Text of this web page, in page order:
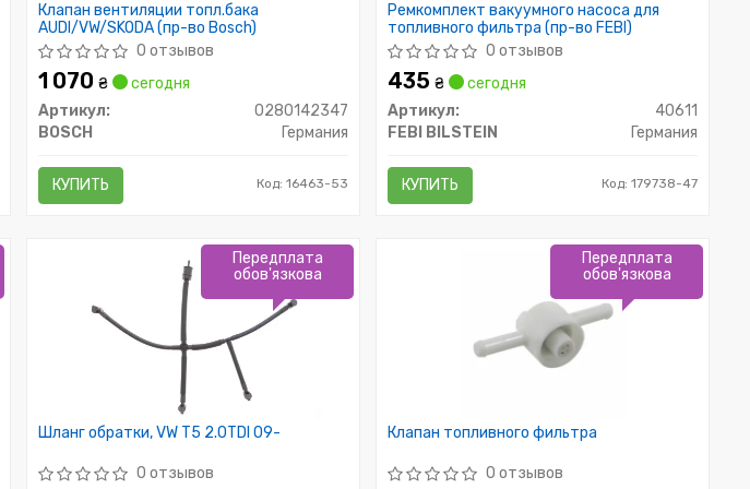
Клапан вентиляции топл.бака
AUDI/VW/SKODA (пр-во Bosch)
0 отзывов
1 070₴
сегодня
Артикул:
0280142347
BOSCH
Германия
КУПИТЬ Код: 16463-53
Ремкомплект вакуумного насоса для
топливного фильтра (пр-во FEBI)
0 отзывов
435₴
сегодня
Артикул:
40611
FEBI BILSTEIN
Германия
КУПИТЬ Код: 179738-47
Шланг обратки, VW T5 2.0TDI 09-
0 отзывов
Передплата
обов'язкова
Клапан топливного фильтра
0 отзывов
Передплата
обов'язкова